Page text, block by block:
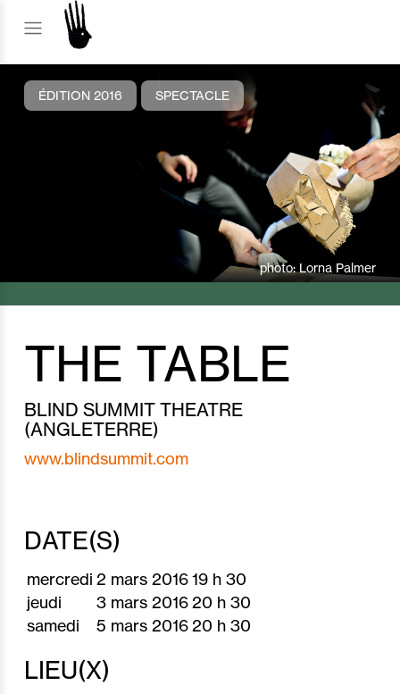
ÉDITION 2016 SPECTACLE
photo: Lorna Palmer
THE TABLE
BLIND SUMMIT THEATRE
(ANGLETERRE)
www.blindsummit.com
DATE(S)
mercredi 2 mars 201619 h 30
jeudi
3 mars 2016 20 h 30
samedi
5 mars 2016 20 h 30
LIEU(X)